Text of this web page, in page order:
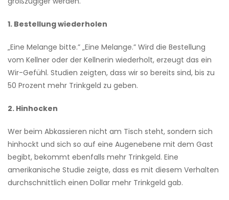
1. Bestellung wiederholen
„Eine Melange bitte.” „Eine Melange.” Wird die Bestellung
vom Kellner oder der Kellnerin wiederholt, erzeugt das ein
Wir-Gefühl. Studien zeigten, dass wir so bereits sind, bis zu
50 Prozent mehr Trinkgeld zu geben.
2. Hinhocken
Wer beim Abkassieren nicht am Tisch steht, sondern sich
hinhockt und sich so auf eine Augenebene mit dem Gast
begibt, bekommt ebenfalls mehr Trinkgeld. Eine
amerikanische Studie zeigte, dass es mit diesem Verhalten
durchschnittlich einen Dollar mehr Trinkgeld gab.